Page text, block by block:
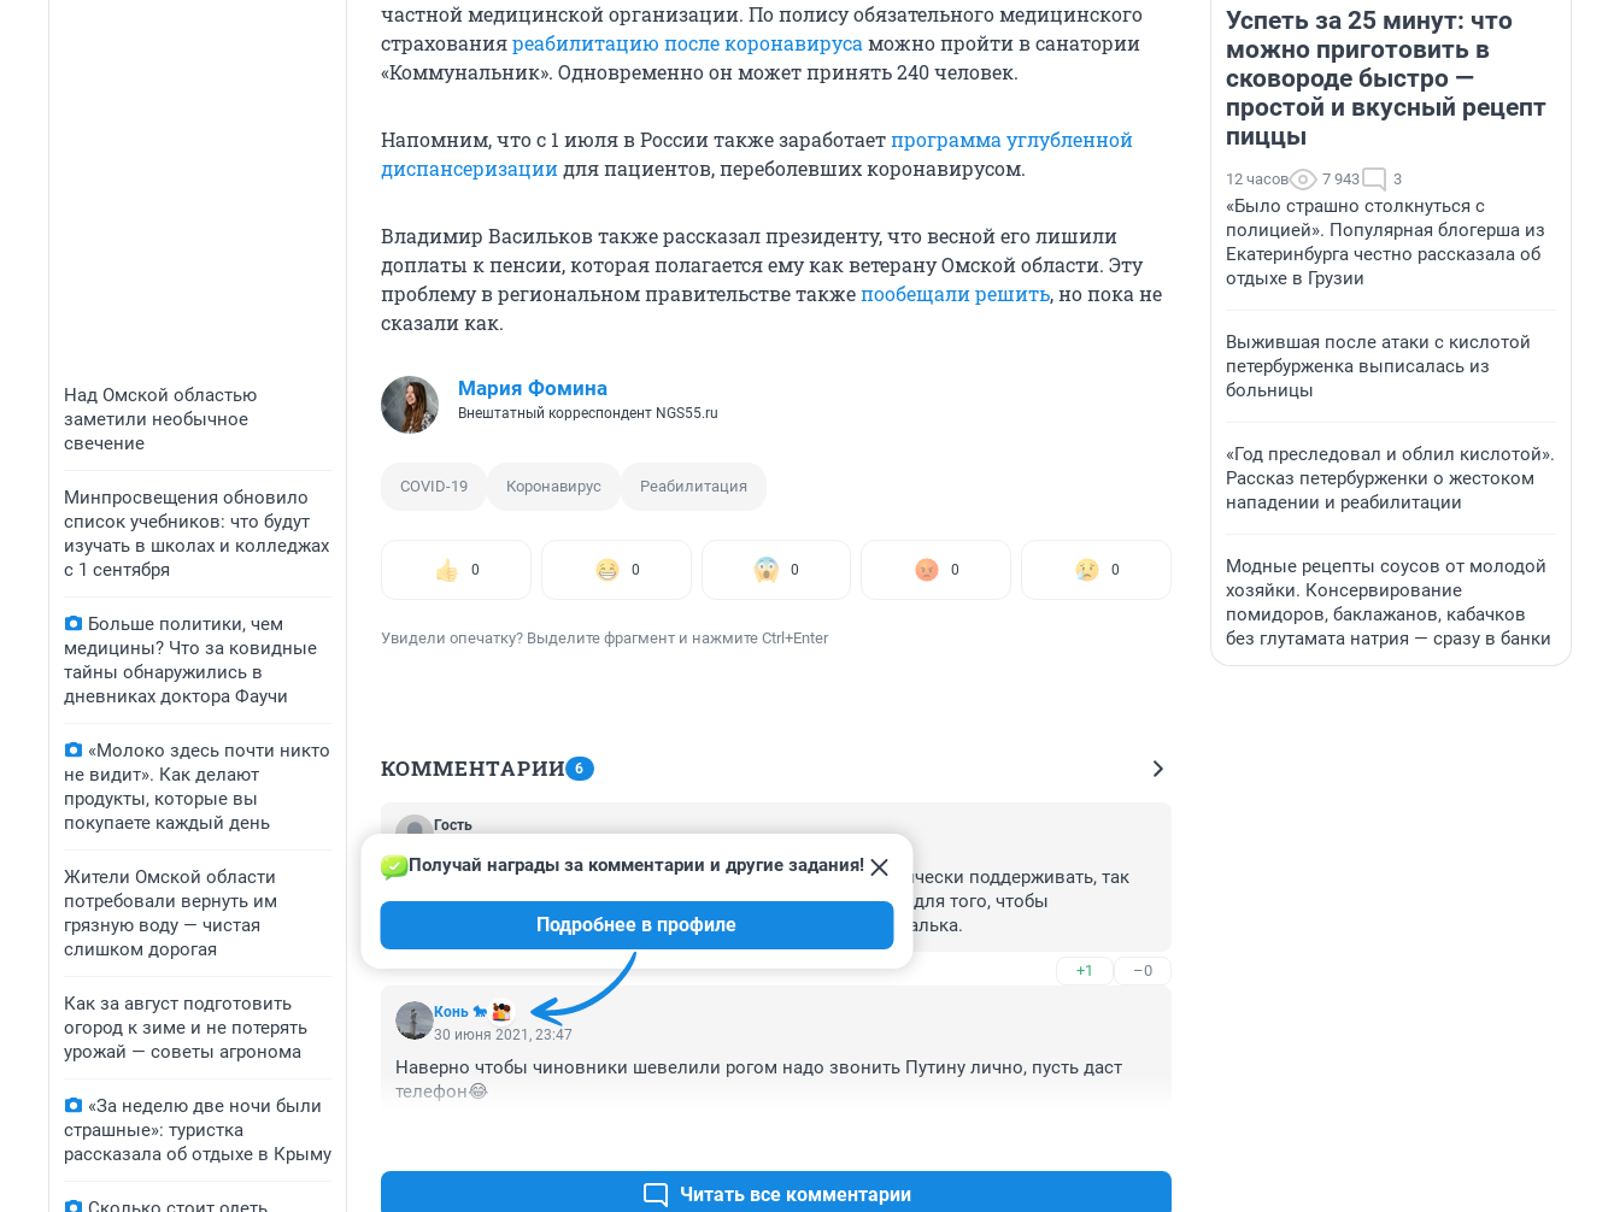
Над Омской областью
заметили необычное
свечение
Минпросвещения обновило
список учебников: что будут
изучать в школах и колледжах
с 1 сентября
Больше политики, чем
медицины? Что за ковидные
тайны обнаружились в
дневниках доктора Фаучи
«Молоко здесь почти никто
не видит». Как делают
продукты, которые вы
покупаете каждый день
Жители Омской области
потребовали вернуть им
грязную воду — чистая
слишком дорогая
Как за август подготовить
огород к зиме и не потерять
урожай — советы агронома
«За неделю две ночи были
страшные»: туристка
рассказала об отдыхе в Крыму
частной медицинской организации. По полису обязательного медицинского
страхованияреабилитацию после коронавируса можно пройти в санатории
«Коммунальник». Одновременно он может принять 240 человек.
Напомним, что с 1 июля в России также заработаетпрограмма углубленной
диспансеризациидля пациентов, переболевших коронавирусом.
Владимир Васильков также рассказал президенту, что весной его лишили
доплаты к пенсии, которая полагается ему как ветерану Омской области. Эту
проблему в региональном правительстве такжепообещали решить, но пока не
сказали как.
Мария Фомина
Внештатный корреспондент NGS55.ru
COVID-19 Коронавирус Реабилитация
0 0 0 0 0
Увидели опечатку? Выделите фрагмент и нажмите Ctrl+Enter
КОММЕНТАРИИ 6
Гость
Надо о работоспособной части населения заботиться и всячески поддерживать, так
именно мы приносим доход в мошну государства, видимо, для того, чтобы
пенсионеры восстанавливали здоровье в санаториях. Печалька.
+1 –0
Конь 🐎
Получай награды за комментарии и другие задания!
Подробнее в профиле
30 июня 2021, 23:47
Наверно чтобы чиновники шевелили рогом надо звонить Путину лично, пусть даст
телефон😂
Читать все комментарии
Успеть за 25 минут: что
можно приготовить в
сковороде быстро —
простой и вкусный рецепт
пиццы
12 часов 7 943 3
«Было страшно столкнуться с
полицией». Популярная блогерша из
Екатеринбурга честно рассказала об
отдыхе в Грузии
Выжившая после атаки с кислотой
петербурженка выписалась из
больницы
«Год преследовал и облил кислотой».
Рассказ петербурженки о жестоком
нападении и реабилитации
Модные рецепты соусов от молодой
хозяйки. Консервирование
помидоров, баклажанов, кабачков
без глутамата натрия — сразу в банки